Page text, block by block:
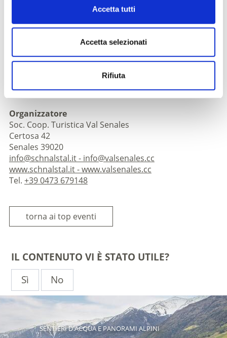
Accetta tutti
Accetta selezionati
Rifiuta
vostro albergatore oppure presso l’ufficio turistico
ore 13.30 santuario a Madonna di
- Val Senales
Organizzatore
Soc. Coop. Turistica Val Senales
Certosa 42
Senales 39020
info@schnalstal.it - info@valsenales.cc
www.schnalstal.it - www.valsenales.cc
Tel. +39 0473 679148
torna ai top eventi
IL CONTENUTO VI È STATO UTILE?
Sì
No
SENTIERI D'ACQUA E PANORAMI ALPINI